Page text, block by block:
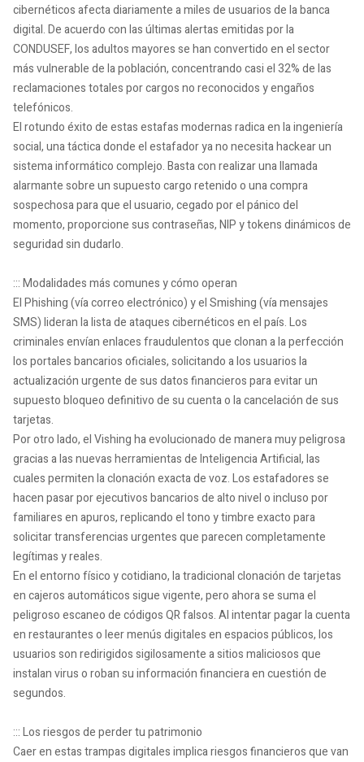
cibernéticos afecta diariamente a miles de usuarios de la banca
digital. De acuerdo con las últimas alertas emitidas por la
CONDUSEF, los adultos mayores se han convertido en el sector
más vulnerable de la población, concentrando casi el 32% de las
reclamaciones totales por cargos no reconocidos y engaños
telefónicos.
El rotundo éxito de estas estafas modernas radica en la ingeniería
social, una táctica donde el estafador ya no necesita hackear un
sistema informático complejo. Basta con realizar una llamada
alarmante sobre un supuesto cargo retenido o una compra
sospechosa para que el usuario, cegado por el pánico del
momento, proporcione sus contraseñas, NIP y tokens dinámicos de
seguridad sin dudarlo.
::: Modalidades más comunes y cómo operan
El Phishing (vía correo electrónico) y el Smishing (vía mensajes
SMS) lideran la lista de ataques cibernéticos en el país. Los
criminales envían enlaces fraudulentos que clonan a la perfección
los portales bancarios oficiales, solicitando a los usuarios la
actualización urgente de sus datos financieros para evitar un
supuesto bloqueo definitivo de su cuenta o la cancelación de sus
tarjetas.
Por otro lado, el Vishing ha evolucionado de manera muy peligrosa
gracias a las nuevas herramientas de Inteligencia Artificial, las
cuales permiten la clonación exacta de voz. Los estafadores se
hacen pasar por ejecutivos bancarios de alto nivel o incluso por
familiares en apuros, replicando el tono y timbre exacto para
solicitar transferencias urgentes que parecen completamente
legítimas y reales.
En el entorno físico y cotidiano, la tradicional clonación de tarjetas
en cajeros automáticos sigue vigente, pero ahora se suma el
peligroso escaneo de códigos QR falsos. Al intentar pagar la cuenta
en restaurantes o leer menús digitales en espacios públicos, los
usuarios son redirigidos sigilosamente a sitios maliciosos que
instalan virus o roban su información financiera en cuestión de
segundos.
::: Los riesgos de perder tu patrimonio
Caer en estas trampas digitales implica riesgos financieros que van